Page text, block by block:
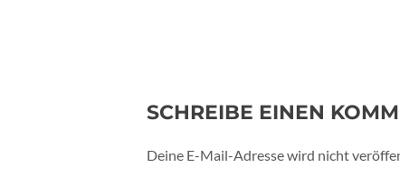
SCHREIBE EINEN
Deine E-Mail-Adresse wird nicht